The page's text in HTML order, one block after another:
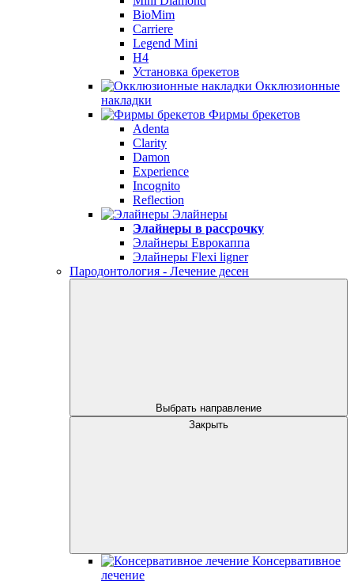
BioMim
Carriere
Legend Mini
H4
Установка брекетов
Окклюзионные
накладки
Фирмы брекетов
Adenta
Clarity
Damon
Experience
Incognito
Reflection
Элайнеры
Элайнеры в рассрочку
Элайнеры Еврокаппа
Элайнеры Flexi ligner
Пародонтология - Лечение десен
Выбрать направление
Закрыть
Консервативное
лечение